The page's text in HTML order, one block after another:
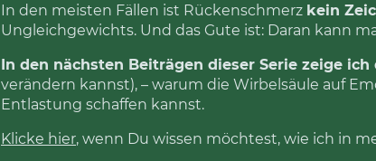
In den meisten Fällen ist Rückenschmerz kein
Ungleichgewichts. Und das Gute ist: Daran kann
In den nächsten Beiträgen dieser Serie zeige ich
verändern kannst), – warum die Wirbelsäule auf
Entlastung schaffen kannst.
Klicke hier, wenn Du wissen möchtest, wie ich in